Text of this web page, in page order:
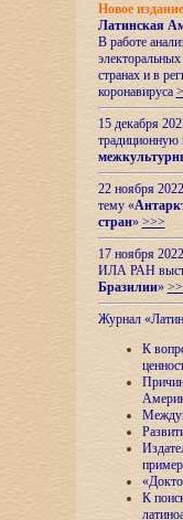
Новое
Латинская
В работе
странах и в
коронавируса
15 декабря
22 ноября
тему «
стран» >>>
17 ноября
ИЛА РАН
Бразилии»
Журнал
К
К